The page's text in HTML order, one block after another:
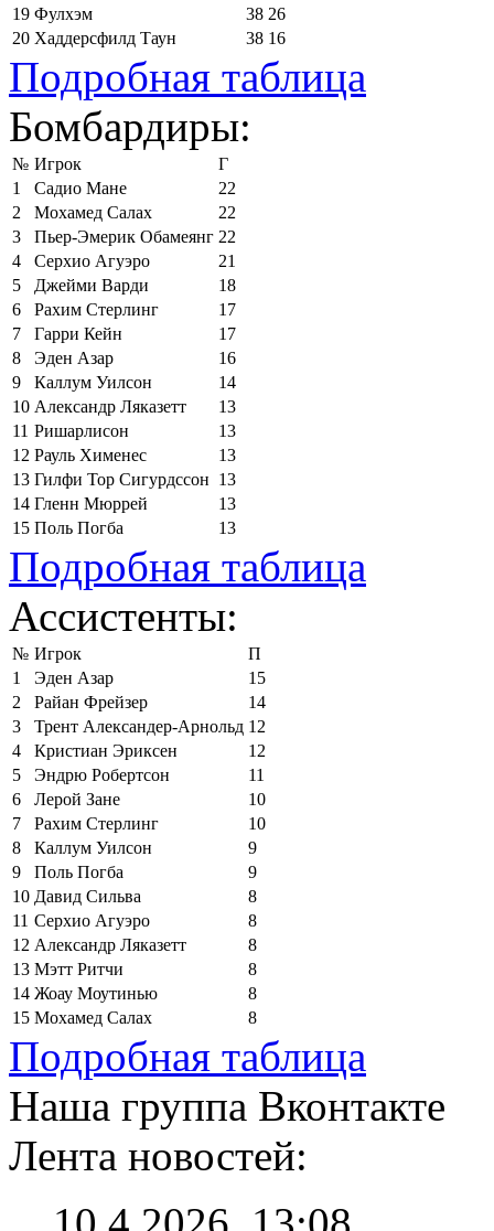
19 Фулхэм 38 26
20 Хаддерсфилд Таун 38 16
Подробная таблица
Бомбардиры:
№ Игрок
Г
1
Садио Мане
22
2
Мохамед Салах
22
3
Пьер-Эмерик Обамеянг 22
4
Серхио Агуэро
21
5
Джейми Варди
18
6
Рахим Стерлинг
17
7
Гарри Кейн
17
8
Эден Азар
16
9
Каллум Уилсон
14
10 Александр Ляказетт
13
11 Ришарлисон
13
12 Рауль Хименес
13
13 Гилфи Тор Сигурдссон 13
14 Гленн Мюррей
13
15 Поль Погба 13
Подробная таблица
Ассистенты:
№ Игрок
П
1
Эден Азар
15
2
Райан Фрейзер
14
3
Трент Александер-Арнольд 12
4
Кристиан Эриксен
12
5
Эндрю Робертсон
11
6
Лерой Зане
10
7
Рахим Стерлинг
10
8
Каллум Уилсон
9
9
Поль Погба
9
10 Давид Сильва
8
11 Серхио Агуэро
8
12 Александр Ляказетт
8
13 Мэтт Ритчи
8
14 Жоау Моутинью
8
15 Мохамед Салах 8
Подробная таблица
Наша группа Вконтакте
Лента новостей: